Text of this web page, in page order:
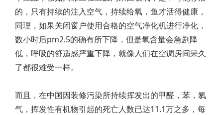
的，只有持续的注入空气，持续给氧，鱼才活得健康，
同理，如果关闭窗户使用合格的空气净化机进行净化，
数小时后pm2.5的确有所下降，但是氧含量会急剧降
低，呼吸的舒适感严重下降，就像人们在空调房间呆久
了都很难受一样。
而且，在中国因装修污染所持续挥发出的甲醛，苯，氡
气，挥发性有机物引起的死亡人数已达11.1万之多，每